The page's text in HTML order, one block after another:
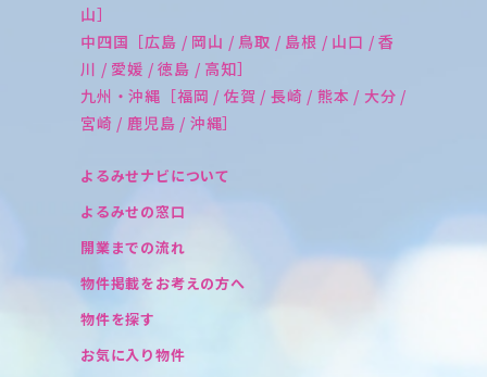
山］
中四国［広島 / 岡山 / 鳥取 / 島根 / 山口 / 香
川 / 愛媛 / 徳島 / 高知］
九州・沖縄［福岡 / 佐賀 / 長崎 / 熊本 / 大分 /
宮崎 / 鹿児島 / 沖縄］
よるみせナビについて
よるみせの窓口
開業までの流れ
物件掲載をお考えの方へ
物件を探す
お気に入り物件